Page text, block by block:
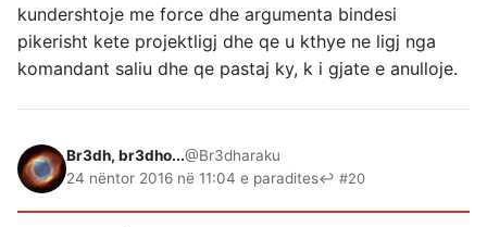
kundershtoje me force dhe argumenta bindesi
pikerisht kete projektligj dhe qe u kthye ne ligj nga
komandant saliu dhe qe pastaj ky, k i gjate e anulloje.
Br3dh, br3dho...@Br3dharaku
24 nëntor 2016 në 11:04 e paradites↩ #20